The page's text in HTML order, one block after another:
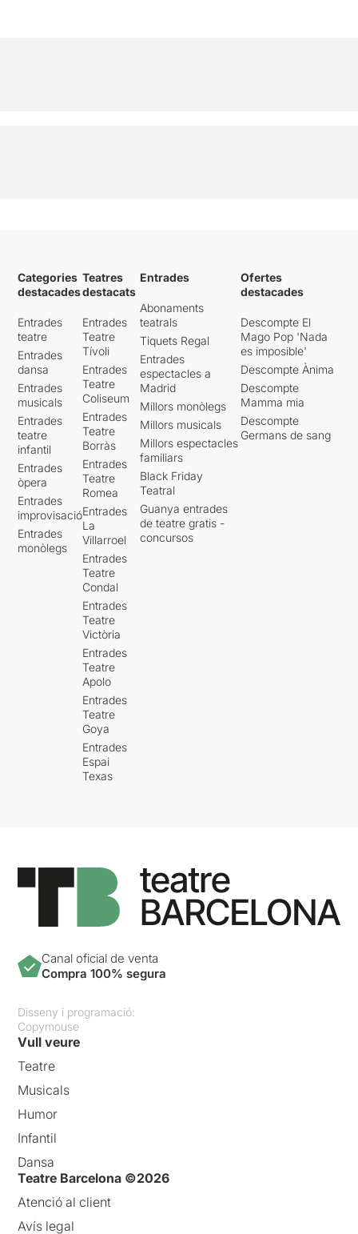
Categories
destacades
Entrades
teatre
Entrades
dansa
Entrades
musicals
Entrades
teatre
infantil
Entrades
òpera
Entrades
improvisació
Entrades
monòlegs
Teatres
destacats
Entrades
Teatre
Tívoli
Entrades
Teatre
Coliseum
Entrades
Teatre
Borràs
Entrades
Teatre
Romea
Entrades
La
Villarroel
Entrades
Teatre
Condal
Entrades
Teatre
Victòria
Entrades
Teatre
Apolo
Entrades
Teatre
Goya
Entrades
Espai
Texas
Entrades
Abonaments
teatrals
Tiquets Regal
Entrades
espectacles a
Madrid
Millors monòlegs
Millors musicals
Millors espectacles
familiars
Black Friday
Teatral
Guanya entrades
de teatre gratis -
concursos
Ofertes
destacades
Descompte El
Mago Pop 'Nada
es imposible'
Descompte Ànima
Descompte
Mamma mia
Descompte
Germans de sang
Canal oficial de venta
Compra 100% segura
Disseny i programació:
Copymouse
Vull veure
Teatre
Musicals
Humor
Infantil
Dansa
Teatre Barcelona ©2026
Atenció al client
Avís legal